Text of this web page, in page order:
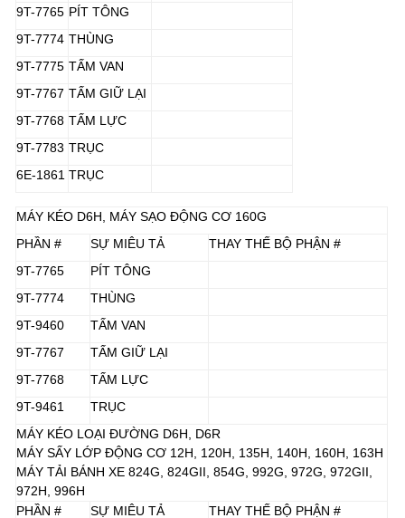
9T-7765 PÍT TÔNG
9T-7774 THÙNG
9T-7775 TẤM VAN
9T-7767 TẤM GIỮ LẠI
9T-7768 TẤM LỰC
9T-7783 TRỤC
6E-1861 TRỤC
MÁY KÉO D6H, MÁY SẠO ĐỘNG CƠ 160G
PHẦN #
SỰ MIÊU TẢ
THAY THẾ BỘ PHẬN #
9T-7765
PÍT TÔNG
9T-7774
THÙNG
9T-9460
TẤM VAN
9T-7767
TẤM GIỮ LẠI
9T-7768
TẤM LỰC
9T-9461
TRỤC
MÁY KÉO LOẠI ĐƯỜNG D6H, D6R
MÁY SẤY LỚP ĐỘNG CƠ 12H, 120H, 135H, 140H, 160H, 163H
MÁY TẢI BÁNH XE 824G, 824GII, 854G, 992G, 972G, 972GII,
972H, 996H
PHẦN #
SỰ MIÊU TẢ
THAY THẾ BỘ PHẬN #